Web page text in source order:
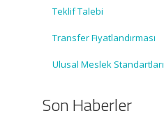
Teklif Talebi
Transfer Fiyatlandırması
Ulusal Meslek Standartları
Son Haberler